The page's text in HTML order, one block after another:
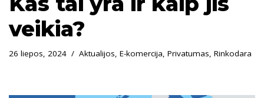
veikia?
26 liepos, 2024 Aktualijos, E-komercija, Privatumas, Rinkodara